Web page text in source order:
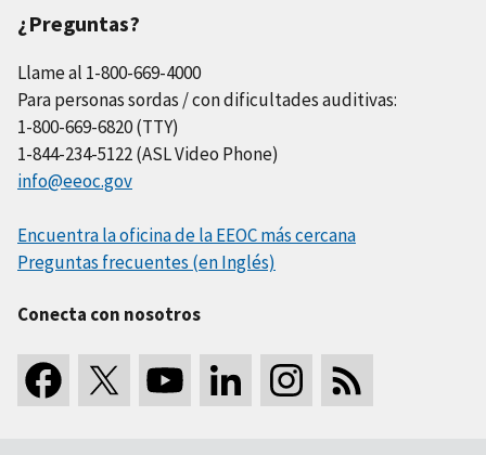
¿Preguntas?
Llame al 1-800-669-4000
Para personas sordas / con dificultades auditivas:
1-800-669-6820 (TTY)
1-844-234-5122 (ASL Video Phone)
info@eeoc.gov
Encuentra la oficina de la EEOC más cercana
Preguntas frecuentes (en Inglés)
Conecta con nosotros